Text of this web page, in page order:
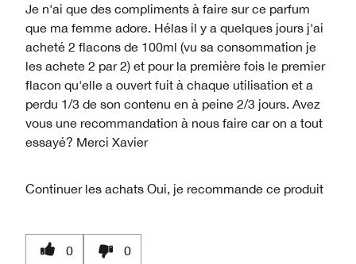
Je n'ai que des compliments à faire sur ce parfum
que ma femme adore. Hélas il y a quelques jours j'ai
acheté 2 flacons de 100ml (vu sa consommation je
les achete 2 par 2) et pour la première fois le premier
flacon qu'elle a ouvert fuit à chaque utilisation et a
perdu 1/3 de son contenu en à peine 2/3 jours. Avez
vous une recommandation à nous faire car on a tout
essayé? Merci Xavier
Continuer les achats Oui, je recommande ce produit
0 0